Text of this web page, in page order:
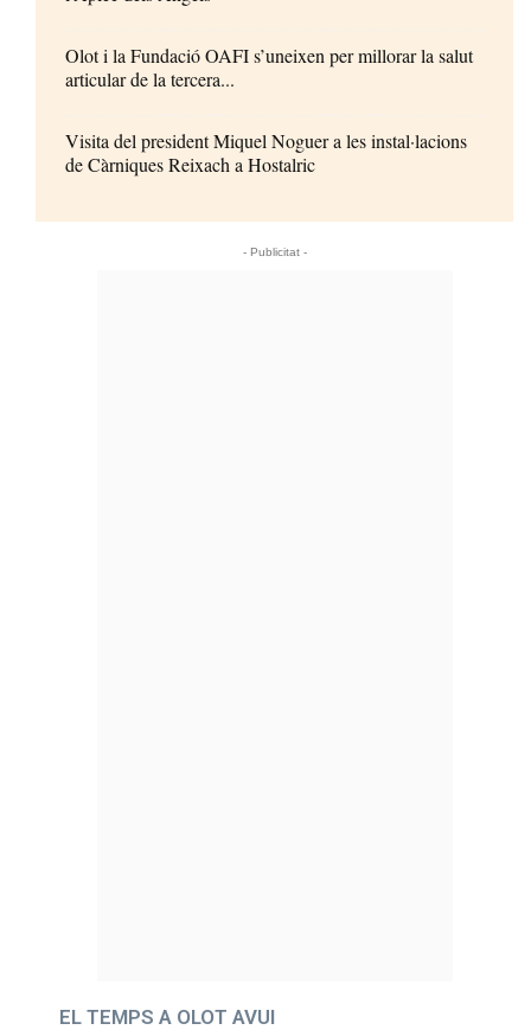
Olot i la Fundació OAFI s’uneixen per millorar la salut
articular de la tercera...
Visita del president Miquel Noguer a les instal·lacions
de Càrniques Reixach a Hostalric
- Publicitat -
EL TEMPS A OLOT AVUI